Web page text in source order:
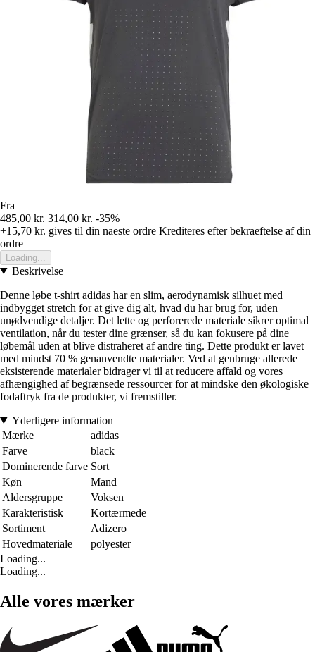
Fra
485,00 kr. 314,00 kr. -35%
+15,70 kr. gives til din naeste ordre Krediteres efter bekraeftelse af din
ordre
Loading...
Beskrivelse
Denne løbe t-shirt adidas har en slim, aerodynamisk silhuet med
indbygget stretch for at give dig alt, hvad du har brug for, uden
unødvendige detaljer. Det lette og perforerede materiale sikrer optimal
ventilation, når du tester dine grænser, så du kan fokusere på dine
løbemål uden at blive distraheret af andre ting. Dette produkt er lavet
med mindst 70 % genanvendte materialer. Ved at genbruge allerede
eksisterende materialer bidrager vi til at reducere affald og vores
afhængighed af begrænsede ressourcer for at mindske den økologiske
fodaftryk fra de produkter, vi fremstiller.
Yderligere information
Mærke
adidas
Farve
black
Dominerende farve Sort
Køn
Mand
Aldersgruppe
Voksen
Karakteristisk
Kortærmede
Sortiment
Adizero
Hovedmateriale
polyester
Loading...
Loading...
Alle vores mærker